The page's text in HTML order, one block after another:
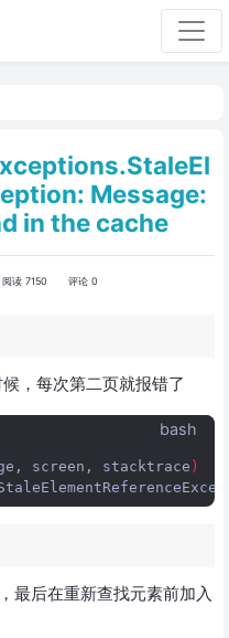
Message:
in the cache
阅读 7150 评论 0
，每次第二页就报错了
bash
screen, stacktrace )
最后在重新查找元素前加入